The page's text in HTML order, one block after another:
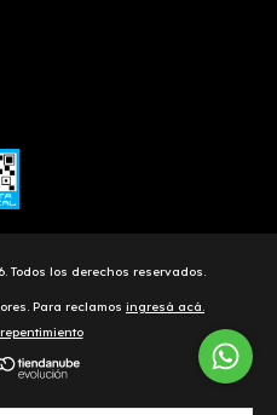
Todos los derechos reservados.
Para reclamos ingresá acá.